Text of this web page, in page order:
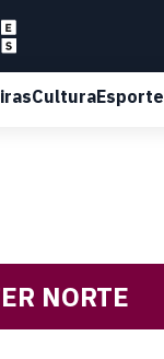
CulturaEsporte
NORTE